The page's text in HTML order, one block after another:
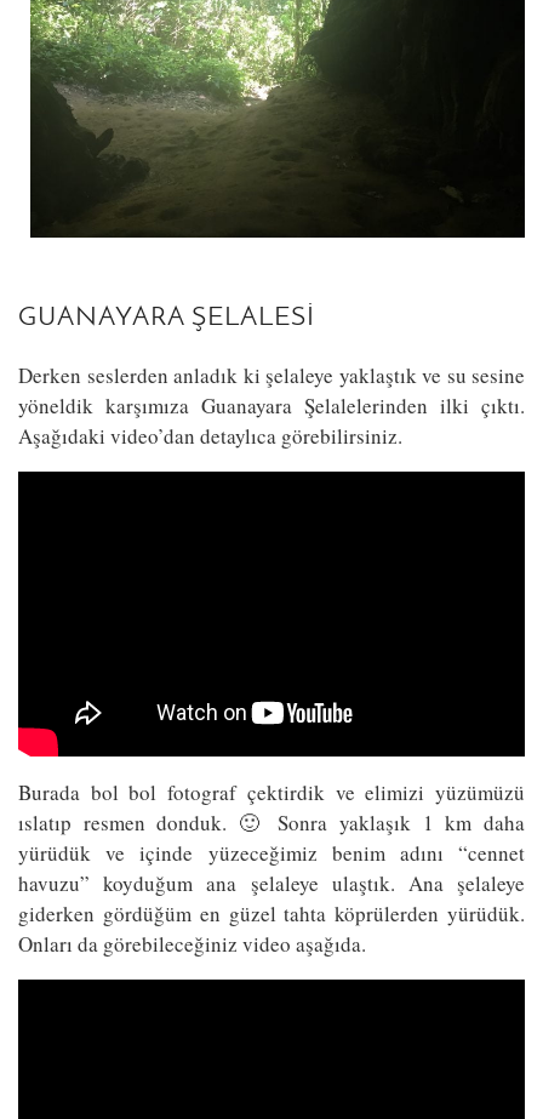
GUANAYARA ŞELALESI
Derken seslerden anladık ki şelaleye yaklaştık ve su sesine
yöneldik karşımıza Guanayara Şelalelerinden ilki çıktı.
Aşağıdaki video’dan detaylıca görebilirsiniz.
Burada bol bol fotograf çektirdik ve elimizi yüzümüzü
ıslatıp resmen donduk. 🙂 Sonra yaklaşık 1 km daha
yürüdük ve içinde yüzeceğimiz benim adını “cennet
havuzu” koyduğum ana şelaleye ulaştık. Ana şelaleye
giderken gördüğüm en güzel tahta köprülerden yürüdük.
Onları da görebileceğiniz video aşağıda.